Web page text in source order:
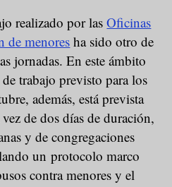
realizado por lasOficinas
de menores ha sido otro de
jornadas. En este ámbito
trabajo previsto para los
además, está prevista
de dos días de duración,
y de congregaciones
un protocolo marco
contra menores y el